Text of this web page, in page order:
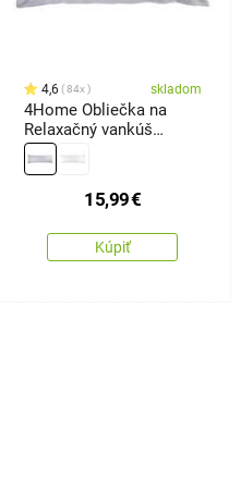
4,6 84x skladom
4Home Obliečka na
Relaxačný vankúš
Náhradný manžel
svetlosivá, 45 x 120 cm
15,99€
Kúpiť